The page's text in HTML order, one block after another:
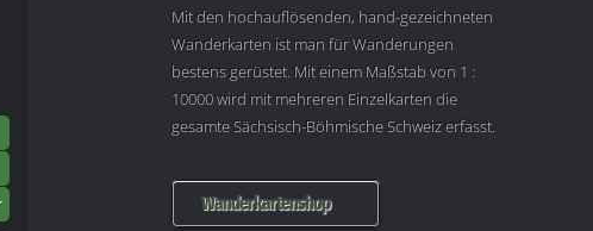
Mit den hochauflösenden, hand-gezeichneten
Wanderkarten ist man für Wanderungen
bestens gerüstet. Mit einem Maßstab von 1 :
10000 wird mit mehreren Einzelkarten die
gesamte Sächsisch-Böhmische Schweiz erfasst.
Wanderkartenshop